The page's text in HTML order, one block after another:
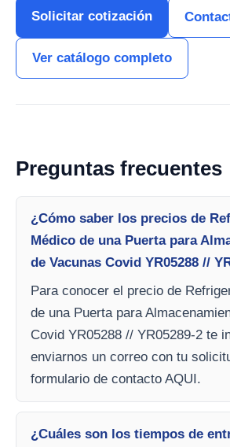
Solicitar cotización
Ver catálogo completo
Preguntas frecuentes
¿Cómo saber los precios de
Médico de una Puerta para
de Vacunas Covid YR05288 //
Para conocer el precio de
de una Puerta para
Covid YR05288 // YR05289-2 te
enviarnos un correo con tu
formulario de contacto AQUI.
¿Cuáles son los tiempos de